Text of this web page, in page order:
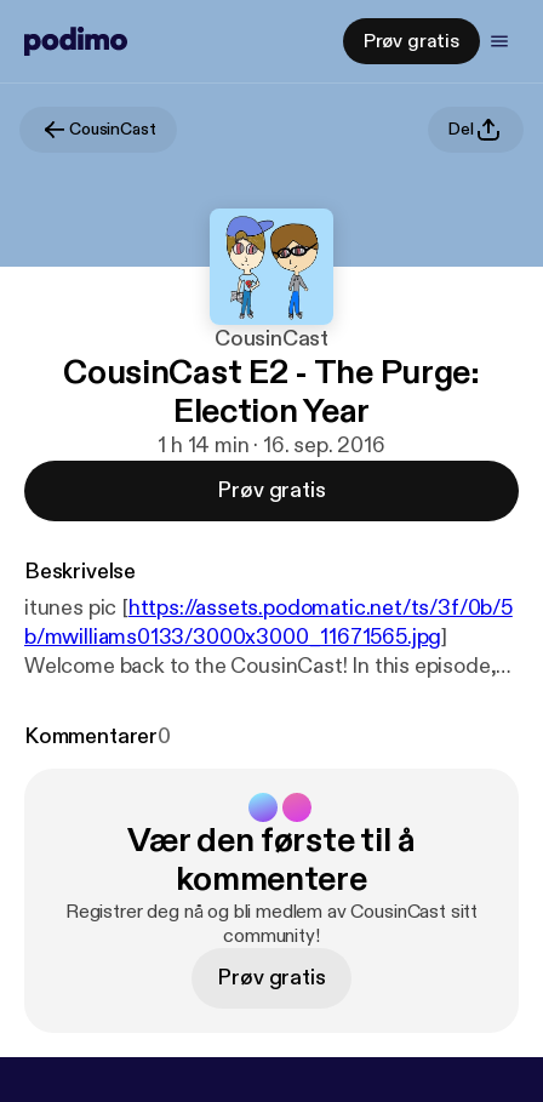
Prøv gratis
CousinCast Del
CousinCast
CousinCast E2 - The Purge:
Election Year
1 h 14 min · 16. sep. 2016
Prøv gratis
Beskrivelse
itunes pic [https://assets.podomatic.net/ts/3f/0b/5
b/mwilliams0133/3000x3000_11671565.jpg]
Welcome back to the CousinCast! In this episode,
Justin AKA Lil Skeet Skeet. Listen while we break
Kommentarer0
Vær den første til å
kommentere
Registrer deg nå og bli medlem av CousinCast sitt
community!
Prøv gratis